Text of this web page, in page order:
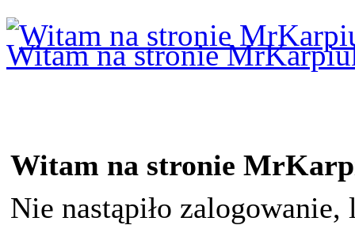
Witam na stronie
Witam na stronie
Nie nastąpiło